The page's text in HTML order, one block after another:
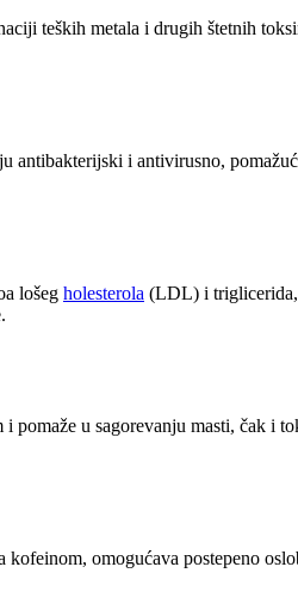
teških metala i drugih štetnih
antibakterijski i antivirusno,
lošeg holesterola (LDL) i triglicerida,
u sagorevanju masti, čak i
omogućava postepeno